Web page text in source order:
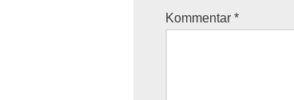
Kommentar *